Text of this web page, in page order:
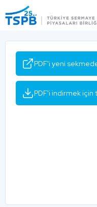
Close
PDF'i yeni
PDF'i indirmek için